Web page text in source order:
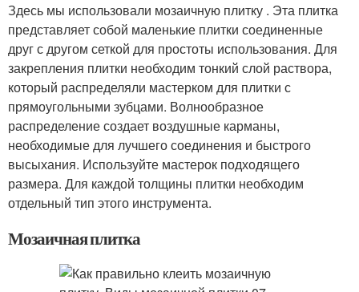
Здесь мы использовали мозаичную плитку . Эта плитка
представляет собой маленькие плитки соединенные
друг с другом сеткой для простоты использования. Для
закрепления плитки необходим тонкий слой раствора,
который распределяли мастерком для плитки с
прямоугольными зубцами. Волнообразное
распределение создает воздушные карманы,
необходимые для лучшего соединения и быстрого
высыхания. Используйте мастерок подходящего
размера. Для каждой толщины плитки необходим
отдельный тип этого инструмента.
Мозаичная плитка